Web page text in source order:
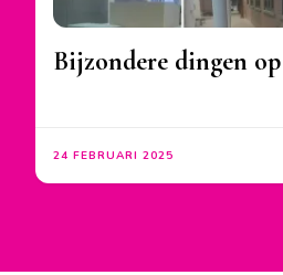
Bijzondere dingen
24 FEBRUARI 2025